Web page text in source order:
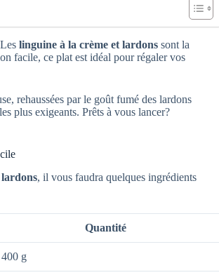
linguine à la crème et lardons sont la
facile, ce plat est idéal pour régaler vos
rehaussées par le goût fumé des lardons
plus exigeants. Prêts à vous lancer?
, il vous faudra quelques ingrédients
Quantité
400 g